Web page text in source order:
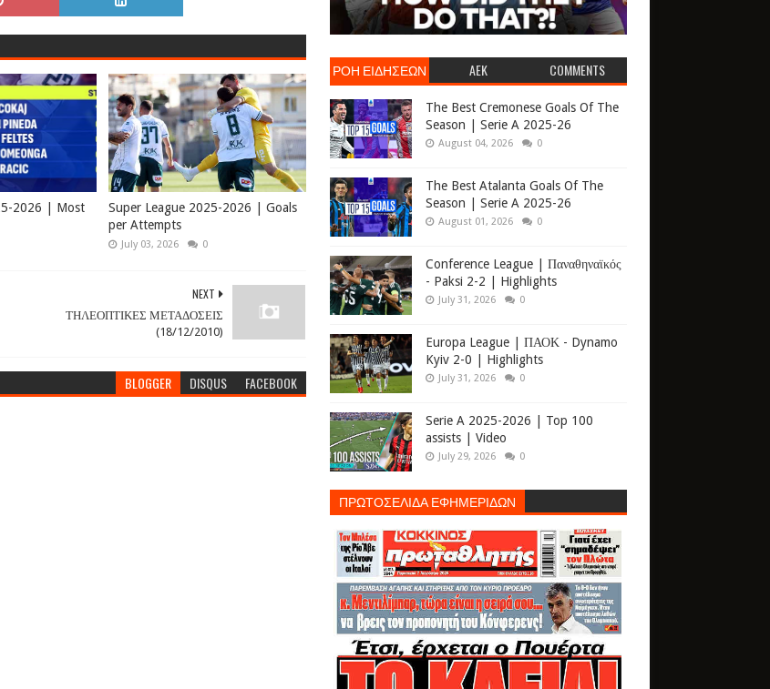
2026 | Most
Super League 2025-2026 | Goals
per Attempts
July 03, 2026 0
NEXT
ΤΗΛΕΟΠΤΙΚΕΣ ΜΕΤΑΔΟΣΕΙΣ
(18/12/2010)
BLOGGER DISQUS FACEBOOK
ΡΟΗ ΕΙΔΗΣΕΩΝ AEK COMMENTS
The Best Cremonese Goals Of The
Season | Serie A 2025-26
August 04, 2026 0
The Best Atalanta Goals Of The
Season | Serie A 2025-26
August 01, 2026 0
Conference League | Παναθηναϊκός
- Paksi 2-2 | Highlights
July 31, 2026 0
Europa League | ΠΑΟΚ - Dynamo
Kyiv 2-0 | Highlights
July 31, 2026 0
Serie A 2025-2026 | Top 100
assists | Video
July 29, 2026 0
ΠΡΩΤΟΣΕΛΙΔΑ ΕΦΗΜΕΡΙΔΩΝ